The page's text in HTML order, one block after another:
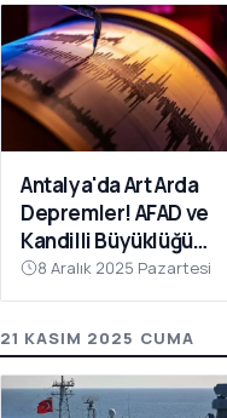
Antalya'da Art Arda
Depremler! AFAD ve
Kandilli Büyüklüğü
Açıkladı
8 Aralık 2025 Pazartesi
21 KASIM 2025 CUMA